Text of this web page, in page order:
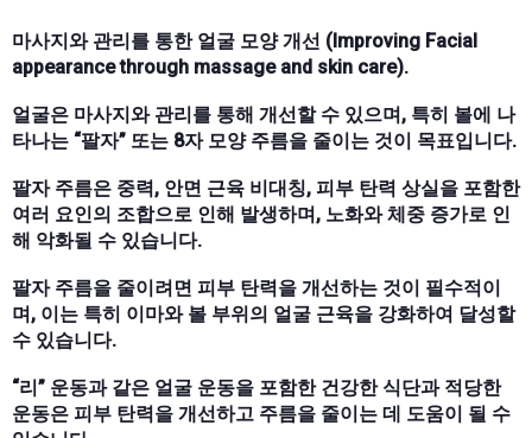
마사지와 관리를 통한 얼굴 모양 개선 (Improving Facial
appearance through massage and skin care).
얼굴은 마사지와 관리를 통해 개선할 수 있으며, 특히 볼에 나
타나는 “팔자” 또는 8자 모양 주름을 줄이는 것이 목표입니다.
팔자 주름은 중력, 안면 근육 비대칭, 피부 탄력 상실을 포함한
여러 요인의 조합으로 인해 발생하며, 노화와 체중 증가로 인
해 악화될 수 있습니다.
팔자 주름을 줄이려면 피부 탄력을 개선하는 것이 필수적이
며, 이는 특히 이마와 볼 부위의 얼굴 근육을 강화하여 달성할
수 있습니다.
“리” 운동과 같은 얼굴 운동을 포함한 건강한 식단과 적당한
운동은 피부 탄력을 개선하고 주름을 줄이는 데 도움이 될 수